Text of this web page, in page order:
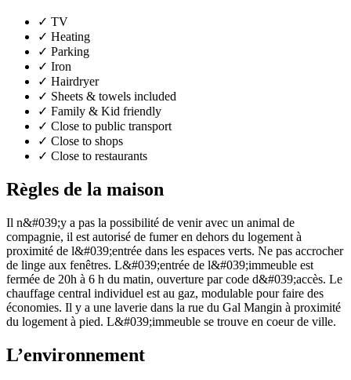
✓ TV
✓ Heating
✓ Parking
✓ Iron
✓ Hairdryer
✓ Sheets & towels included
✓ Family & Kid friendly
✓ Close to public transport
✓ Close to shops
✓ Close to restaurants
Règles de la maison
Il n&#039;y a pas la possibilité de venir avec un animal de
compagnie, il est autorisé de fumer en dehors du logement à
proximité de l&#039;entrée dans les espaces verts. Ne pas accrocher
de linge aux fenêtres. L&#039;entrée de l&#039;immeuble est
fermée de 20h à 6 h du matin, ouverture par code d&#039;accès. Le
chauffage central individuel est au gaz, modulable pour faire des
économies. Il y a une laverie dans la rue du Gal Mangin à proximité
du logement à pied. L&#039;immeuble se trouve en coeur de ville.
L’environnement